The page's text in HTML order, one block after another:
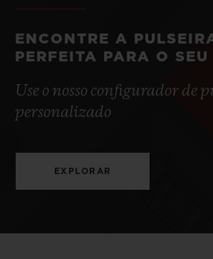
ENCONTRE A
PERFEITA PARA O SEU
Use o nosso configurador de
personalizado
EXPLORAR